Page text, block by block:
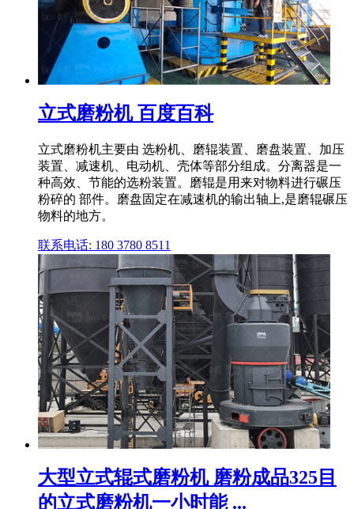
立式磨粉机 百度百科
立式磨粉机主要由 选粉机、磨辊装置、磨盘装置、加压
装置、减速机、电动机、壳体等部分组成。分离器是一
种高效、节能的选粉装置。磨辊是用来对物料进行碾压
粉碎的 部件。磨盘固定在减速机的输出轴上,是磨辊碾压
物料的地方。
联系电话: 180 3780 8511
大型立式辊式磨粉机 磨粉成品325目
的立式磨粉机一小时能 ...